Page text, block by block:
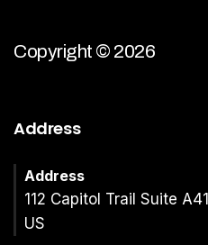
Copyright © 2026
Address
Address
112 Capitol Trail Suite
US